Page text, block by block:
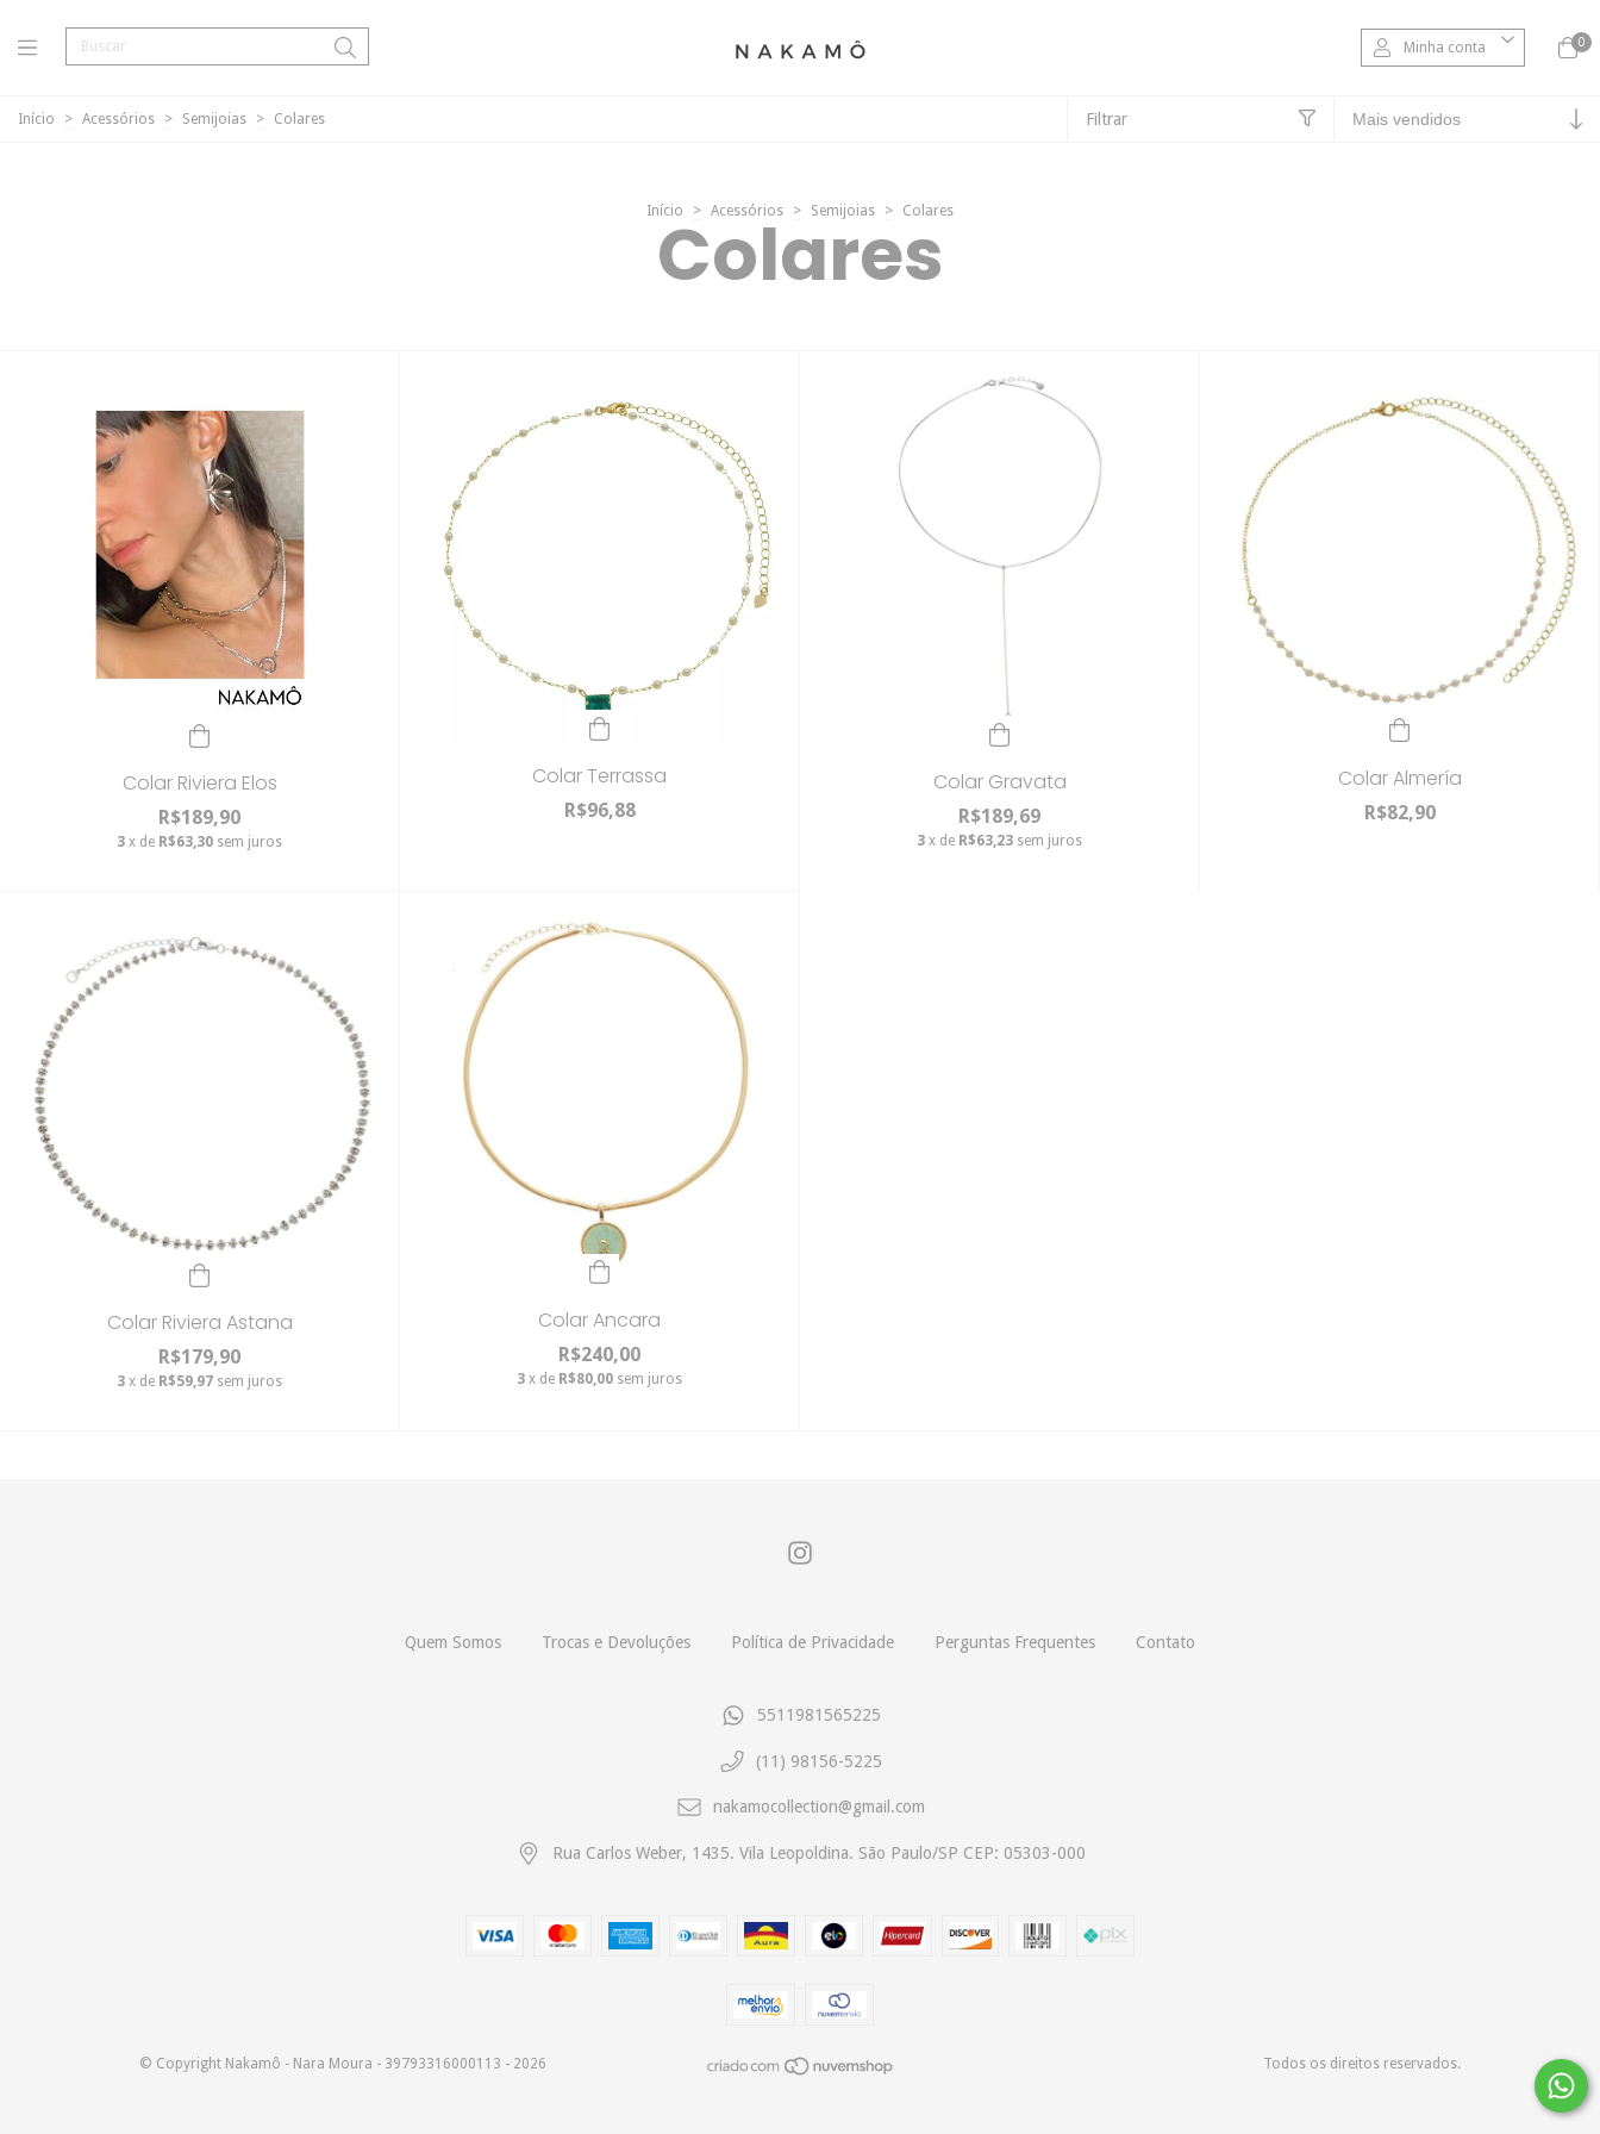
Minha conta 0
Início > Acessórios > Semijoias > Colares Filtrar
Início > Acessórios > Semijoias > Colares
Colares
Colar Riviera Elos
R$189,90
3 x de R$63,30 sem juros
Colar Terrassa
R$96,88
Colar Gravata
R$189,69
3 x de R$63,23 sem juros
Colar Almería
R$82,90
Colar Riviera Astana
R$179,90
3 x de R$59,97 sem juros
Colar Ancara
R$240,00
3 x de R$80,00 sem juros
Quem Somos Trocas e Devoluções Política de Privacidade Perguntas Frequentes Contato
5511981565225
(11) 98156-5225
nakamocollection@gmail.com
Rua Carlos Weber, 1435. Vila Leopoldina. São Paulo/SP CEP: 05303-000
© Copyright Nakamô - Nara Moura - 39793316000113 - 2026 Todos os direitos reservados.